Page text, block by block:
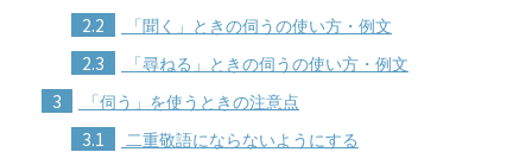
2.2 「聞く」ときの伺うの使い方・例文
2.3 「尋ねる」ときの伺うの使い方・例文
3 「伺う」を使うときの注意点
3.1 二重敬語にならないようにする